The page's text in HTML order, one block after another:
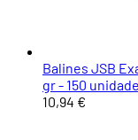
Balines JSB
gr - 150
10,94 €